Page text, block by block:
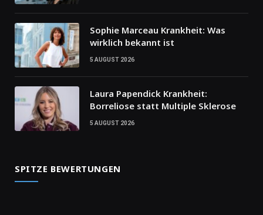
Sophie Marceau Krankheit: Was
wirklich bekannt ist
5 AUGUST 2026
Laura Papendick Krankheit:
Borreliose statt Multiple Sklerose
5 AUGUST 2026
SPITZE BEWERTUNGEN